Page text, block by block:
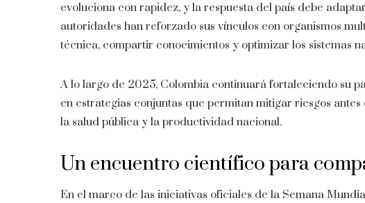
evoluciona con rapidez, y la respuesta del país debe
autoridades han reforzado sus vínculos con organismos
técnica, compartir conocimientos y optimizar los sistemas
A lo largo de 2025, Colombia continuará fortaleciendo su
en estrategias conjuntas que permitan mitigar riesgos
la salud pública y la productividad nacional.
Un encuentro científico para
En el marco de las iniciativas oficiales de la Semana